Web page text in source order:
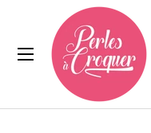
Aller au contenu
Recherche
Menu